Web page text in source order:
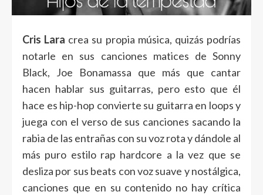
Cris Lara crea su propia música, quizás podrías
notarle en sus canciones matices de Sonny
Black, Joe Bonamassa que más que cantar
hacen hablar sus guitarras, pero esto que él
hace es hip-hop convierte su guitarra en loops y
juega con el verso de sus canciones sacando la
rabia de las entrañas con su voz rota y dándole al
más puro estilo rap hardcore a la vez que se
desliza por sus beats con voz suave y nostálgica,
canciones que en su contenido no hay crítica